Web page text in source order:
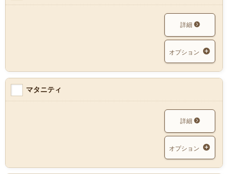
詳細
オプション
マタニティ
詳細
オプション